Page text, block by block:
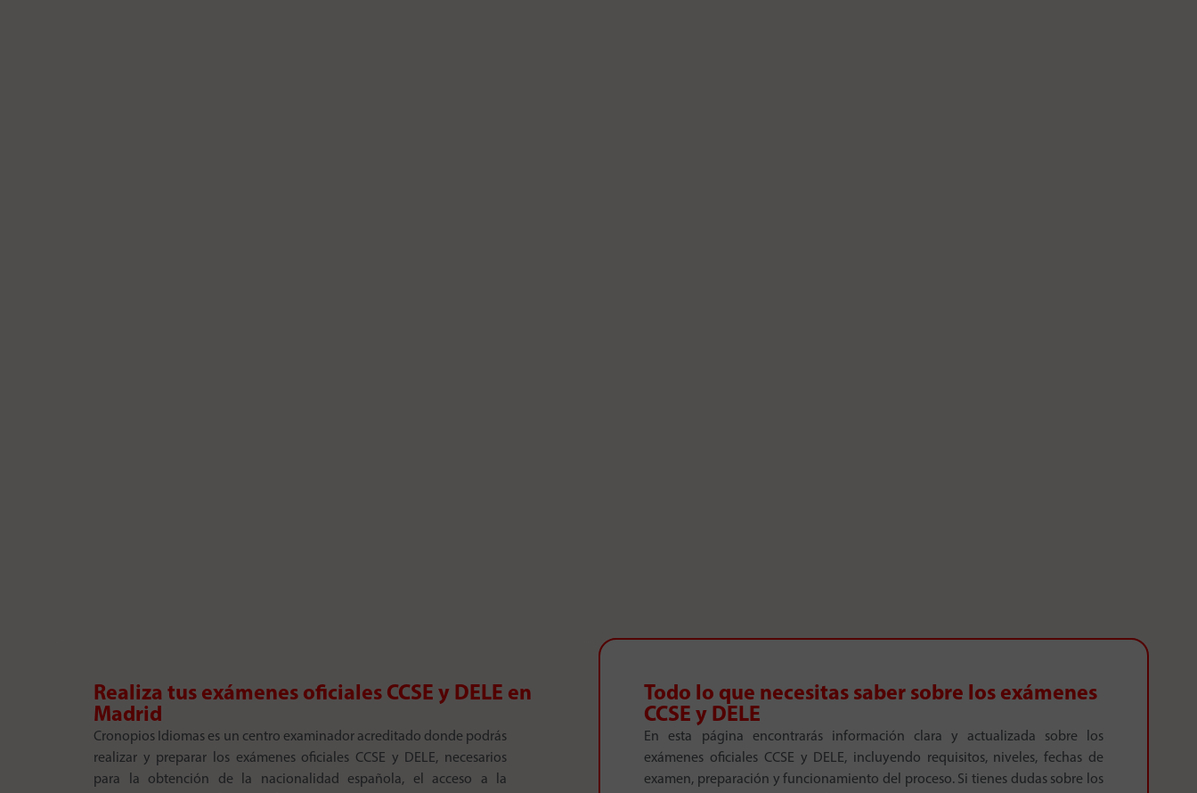
Realiza tus exámenes oficiales CCSE y DELE en
Madrid
Cronopios Idiomas es un centro examinador acreditado donde podrás
realizar y preparar los exámenes oficiales CCSE y DELE, necesarios
para la obtención de la nacionalidad española, el acceso a la
Todo lo que necesitas saber sobre los exámenes
CCSE y DELE
En esta página encontrarás información clara y actualizada sobre los
exámenes oficiales CCSE y DELE, incluyendo requisitos, niveles, fechas de
examen, preparación y funcionamiento del proceso. Si tienes dudas sobre los